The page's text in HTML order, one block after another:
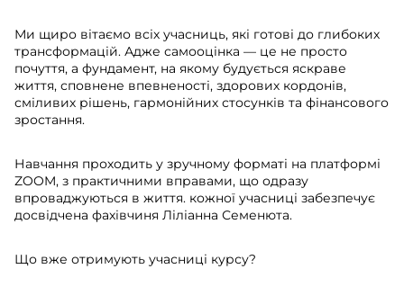
Ми щиро вітаємо всіх учасниць, які готові до глибоких
трансформацій. Адже самооцінка — це не просто
почуття, а фундамент, на якому будується яскраве
життя, сповнене впевненості, здорових кордонів,
сміливих рішень, гармонійних стосунків та фінансового
зростання.
Навчання проходить у зручному форматі на платформі
ZOOM, з практичними вправами, що одразу
впроваджуються в життя. кожної учасниці забезпечує
досвідчена фахівчиня Ліліанна Семенюта.
Що вже отримують учасниці курсу?